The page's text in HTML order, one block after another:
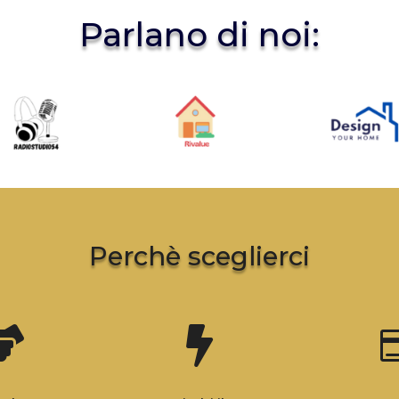
Parlano di noi:
Perchè sceglierci
